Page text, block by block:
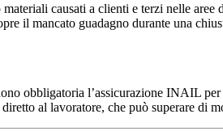
causati a clienti e terzi nelle
il mancato guadagno durante una
obbligatoria l’assicurazione INAIL
al lavoratore, che può superare di